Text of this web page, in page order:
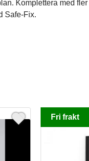
Komplettera med
Safe-Fix.
Fri frakt